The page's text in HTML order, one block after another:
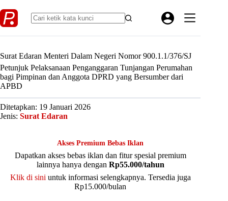
to
content
Surat Edaran Menteri Dalam Negeri Nomor 900.1.1/376/SJ
Petunjuk Pelaksanaan Penganggaran Tunjangan Perumahan
bagi Pimpinan dan Anggota DPRD yang Bersumber dari
APBD
Ditetapkan: 19 Januari 2026
Jenis: Surat Edaran
Akses Premium Bebas Iklan
Dapatkan akses bebas iklan dan fitur spesial premium
lainnya hanya dengan Rp55.000/tahun
Klik di sini untuk informasi selengkapnya. Tersedia juga
Rp15.000/bulan